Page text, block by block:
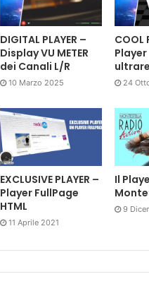
DIGITAL PLAYER –
Display VU METER
dei Canali L/R
10 Marzo 2025
COOL
Player
24
EXCLUSIVE PLAYER –
Player FullPage
HTML
11 Aprile 2021
Il
9